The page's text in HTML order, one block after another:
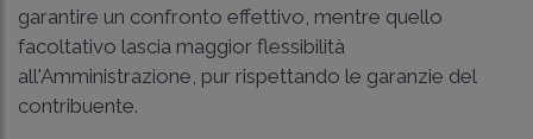
garantire un confronto effettivo, mentre quello
facoltativo lascia maggior flessibilità
all'Amministrazione, pur rispettando le garanzie del
contribuente.